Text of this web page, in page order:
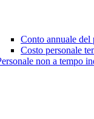
Conto annuale del
Costo personale
non a tempo